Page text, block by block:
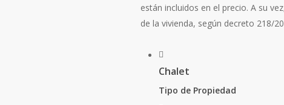
están incluidos en el precio. A su
de la vivienda, según decreto 218/
Chalet
Tipo de Propiedad